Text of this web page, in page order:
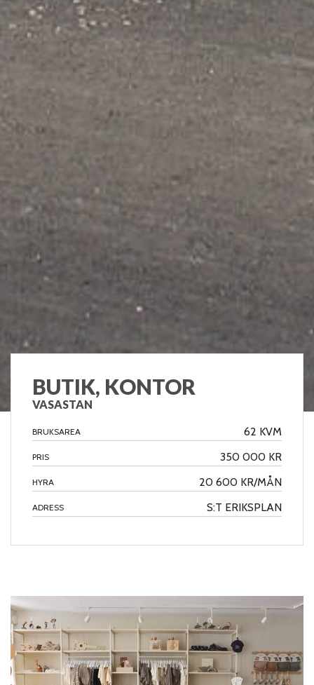
BUTIK, KONTOR
VASASTAN
BRUKSAREA 62 KVM
PRIS 350 000 KR
HYRA 20 600 KR/MÅN
ADRESS S:T ERIKSPLAN